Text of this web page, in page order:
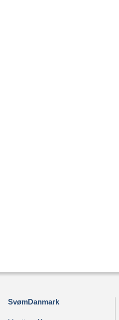
SvømDanmark